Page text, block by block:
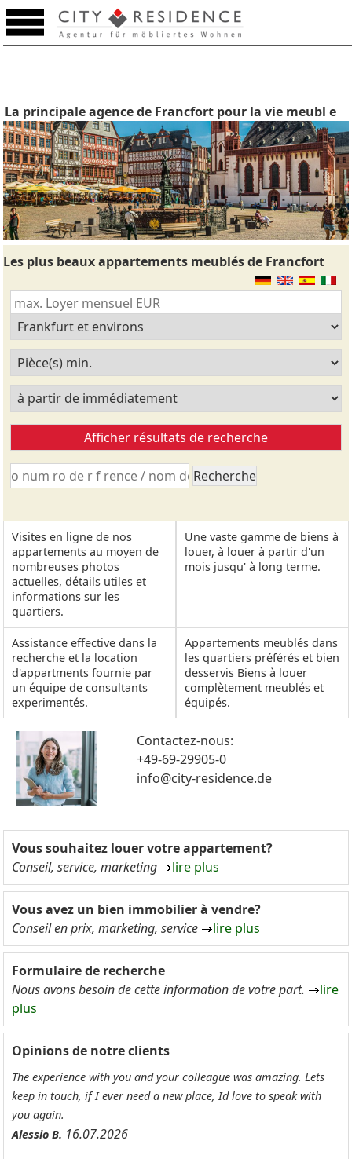
La principale agence de Francfort pour la vie meubl e
Les plus beaux appartements meublés de Francfort
Visites en ligne de nos
appartements au moyen de
nombreuses photos
actuelles, détails utiles et
informations sur les
quartiers.
Une vaste gamme de biens à
louer, à louer à partir d'un
mois jusqu' à long terme.
Assistance effective dans la
recherche et la location
d'appartments fournie par
un équipe de consultants
experimentés.
Appartements meublés dans
les quartiers préférés et bien
desservis Biens à louer
complètement meublés et
équipés.
Contactez-nous:
+49-69-29905-0
info@city-residence.de
Vous souhaitez louer votre appartement?
Conseil, service, marketing
lire plus
Vous avez un bien immobilier à vendre?
Conseil en prix, marketing, service
lire plus
Formulaire de recherche
Nous avons besoin de cette information de votre part.
lire
plus
Opinions de notre clients
The experience with you and your colleague was amazing. Lets
keep in touch, if I ever need a new place, Id love to speak with
you again.
Alessio B. 16.07.2026